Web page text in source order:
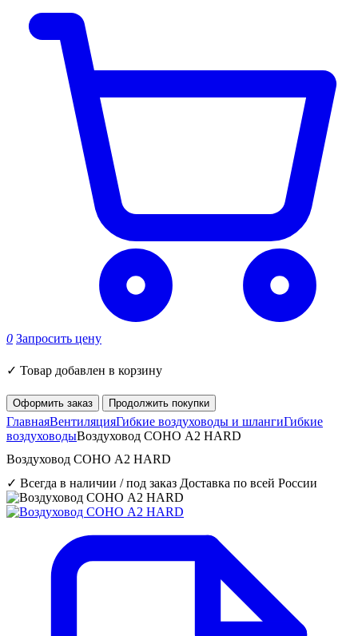
0 Запросить цену
✓ Товар добавлен в корзину
Оформить заказ Продолжить покупки
ГлавнаяВентиляцияГибкие воздуховоды и шлангиГибкие
воздуховодыВоздуховод СОНО A2 HARD
Воздуховод СОНО A2 HARD
✓ Всегда в наличии / под заказ Доставка по всей России